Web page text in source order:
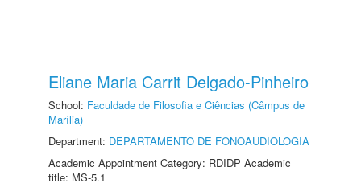
Eliane Maria Carrit Delgado-Pinheiro
School: Faculdade de Filosofia e Ciências (Câmpus de
Marília)
Department: DEPARTAMENTO DE FONOAUDIOLOGIA
Academic Appointment Category: RDIDP Academic
title: MS-5.1